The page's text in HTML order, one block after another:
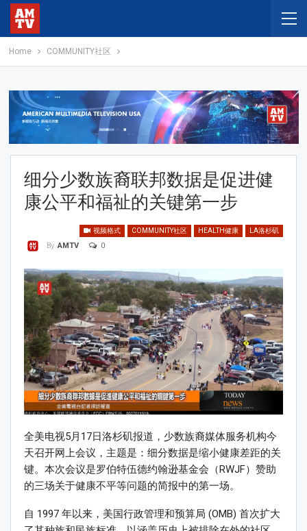
Home COMMUNITY社区
细分少数族裔联邦数据是促进健
康公平和福祉的关键第一步
视频格式 COMMUNITY社区 HEALTH健康 LA洛杉矶
By AMTV 0
全美电视5月17日洛杉矶报道，少数族裔媒体服务机构今
天召开网上会议，主题是：细分数据是缩小健康差距的关
键。本次会议是罗伯特伍德约翰逊基金会（RWJF）赞助
的三场关于健康不平等问题的简报中的第一场。
自 1997 年以来，美国行政管理和预算局 (OMB) 首次扩大